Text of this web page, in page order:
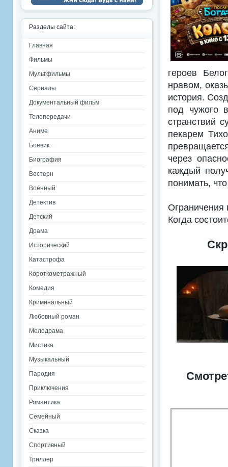
героев
нравом,
история.
под чужого
странствий
пекарем
через
каждый
понимать,
Ограничения
Когда
Разделы сайта:
Главная
Фильмы
Мультфильмы
Сериалы
Документальный фильм
Телепередачи
Аниме
Боевик
Биография
Вестерн
Военный
Детектив
Детский
Драма
Исторический
Катастрофа
Короткометражный
Комедия
Криминальный
Любовный роман
Мелодрама
Мистика
Музыкальный
Пародия
Приключения
Романтика
Семейный
Сказка
Спортивный
Триллер